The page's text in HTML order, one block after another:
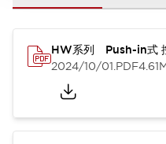
HW系列 Push-in式
2024/10/01.PDF